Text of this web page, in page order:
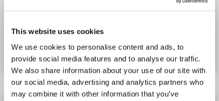
This website uses cookies
We use cookies to personalise content and ads, to
provide social media features and to analyse our traffic.
We also share information about your use of our site with
our social media, advertising and analytics partners who
may combine it with other information that you’ve
N° du produit ABIN562490
Fiche technique Détails